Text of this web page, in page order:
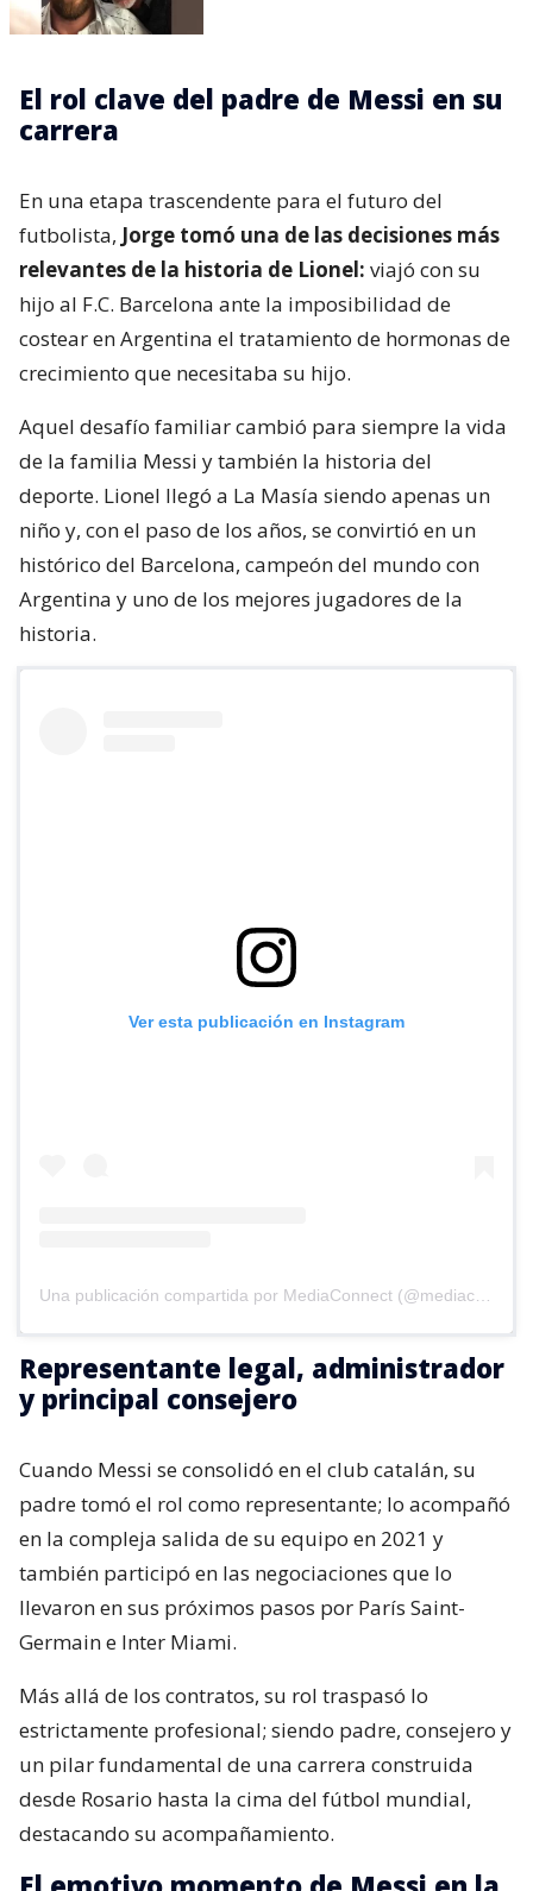
El rol clave del padre de Messi en su
carrera
En una etapa trascendente para el futuro del
futbolista, Jorge tomó una de las decisiones más
relevantes de la historia de Lionel: viajó con su
hijo al F.C. Barcelona ante la imposibilidad de
costear en Argentina el tratamiento de hormonas de
crecimiento que necesitaba su hijo.
Aquel desafío familiar cambió para siempre la vida
de la familia Messi y también la historia del
deporte. Lionel llegó a La Masía siendo apenas un
niño y, con el paso de los años, se convirtió en un
histórico del Barcelona, campeón del mundo con
Argentina y uno de los mejores jugadores de la
historia.
Ver esta publicación en Instagram
Representante legal, administrador
y principal consejero
Cuando Messi se consolidó en el club catalán, su
padre tomó el rol como representante; lo acompañó
en la compleja salida de su equipo en 2021 y
también participó en las negociaciones que lo
llevaron en sus próximos pasos por París Saint-
Germain e Inter Miami.
Más allá de los contratos, su rol traspasó lo
estrictamente profesional; siendo padre, consejero y
un pilar fundamental de una carrera construida
desde Rosario hasta la cima del fútbol mundial,
destacando su acompañamiento.